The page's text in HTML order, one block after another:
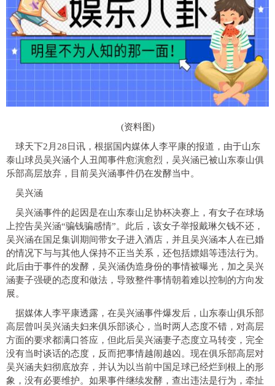
(资料图)
球天下2月28日讯，根据国内媒体人李平康的报道，由于山东
泰山球员吴兴涵个人丑闻事件愈演愈烈，吴兴涵已被山东泰山俱
乐部高层放弃，目前吴兴涵事件仍在发酵当中。
吴兴涵
吴兴涵事件的起因是在山东泰山足协杯决赛上，有女子在球场
上控告吴兴涵“骗钱骗感情”。此后，该女子举报戴琳欠钱不还，
吴兴涵在国足集训期间带女子进入酒店，并且吴兴涵本人在已婚
的情况下与与其他人保持不正当关系，还包括嫖娼等违法行为。
此后由于事件的发酵，吴兴涵伪造身份的事情被曝光，加之吴兴
涵妻子强硬的态度和做法，导致整件事情朝着难以控制的方向发
展。
据媒体人李平康透露，在吴兴涵事件爆发后，山东泰山俱乐部
高层曾叫吴兴涵夫妇来俱乐部谈心，当时两人态度不错，对高层
方面的要求都满口答应，但此后吴兴涵妻子态度立马转变，完全
没有当时谈话的态度，反而把事情越闹越凶。现在俱乐部高层对
吴兴涵夫妇彻底放弃，并认为以当前中国足球已经烂到根上的形
象，没有必要维护。如果事件继续发酵，查出违法是行为，牵扯